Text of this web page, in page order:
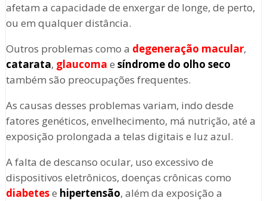
afetam a capacidade de enxergar de longe, de perto,
ou em qualquer distância.
Outros problemas como a degeneração macular,
catarata, glaucoma e síndrome do olho seco
também são preocupações frequentes.
As causas desses problemas variam, indo desde
fatores genéticos, envelhecimento, má nutrição, até a
exposição prolongada a telas digitais e luz azul.
A falta de descanso ocular, uso excessivo de
dispositivos eletrônicos, doenças crônicas como
diabetese hipertensão, além da exposição a